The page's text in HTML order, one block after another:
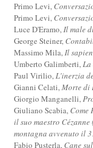
Primo Levi,
Primo Levi,
Luce D'Eramo,Il male
George Steiner,
Massimo Mila,Il
Umberto Galimberti,
Paul Virilio,L'inerzia
Gianni Celati,Morte di
Giorgio Manganelli,
Giuliano Scabia,
il suo maestro
montagna avvenuto il
Fabio Pusterla, Cane